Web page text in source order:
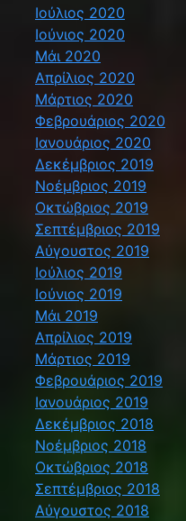
Ιούλιος 2020
Ιούνιος 2020
Μάι 2020
Απρίλιος 2020
Μάρτιος 2020
Φεβρουάριος 2020
Ιανουάριος 2020
Δεκέμβριος 2019
Νοέμβριος 2019
Οκτώβριος 2019
Σεπτέμβριος 2019
Αύγουστος 2019
Ιούλιος 2019
Ιούνιος 2019
Μάι 2019
Απρίλιος 2019
Μάρτιος 2019
Φεβρουάριος 2019
Ιανουάριος 2019
Δεκέμβριος 2018
Νοέμβριος 2018
Οκτώβριος 2018
Σεπτέμβριος 2018
Αύγουστος 2018